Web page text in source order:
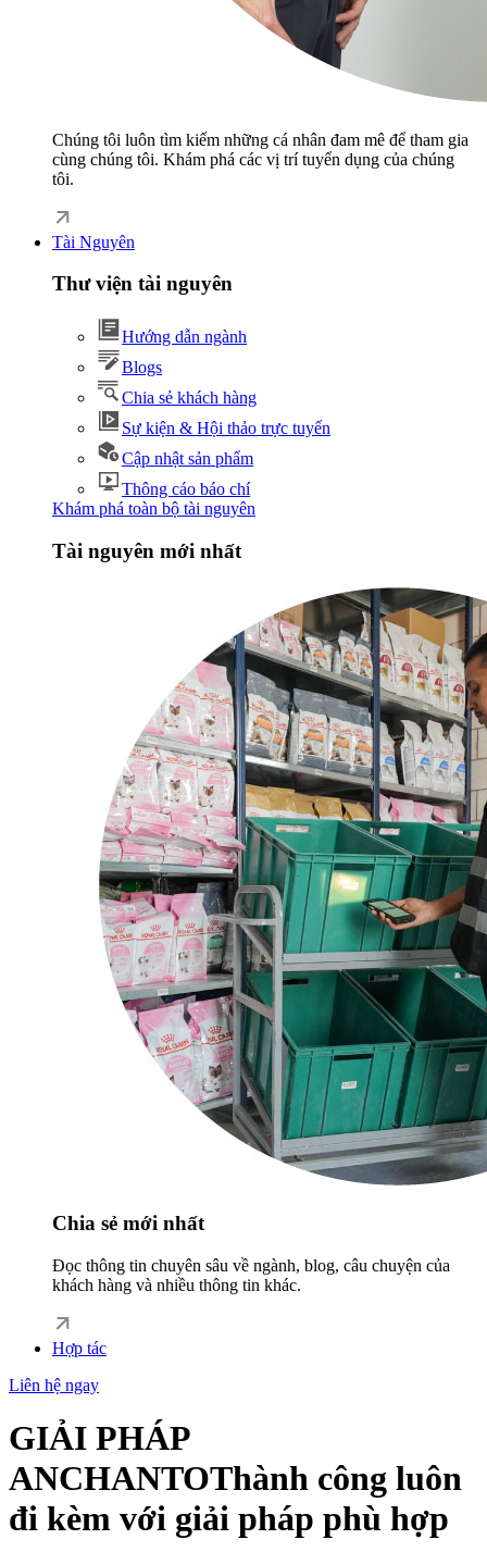
Chúng tôi luôn tìm kiếm những cá nhân đam mê để tham gia
cùng chúng tôi. Khám phá các vị trí tuyển dụng của chúng
tôi.
Tài Nguyên
Thư viện tài nguyên
Hướng dẫn ngành
Blogs
Chia sẻ khách hàng
Sự kiện & Hội thảo trực tuyến
Cập nhật sản phẩm
Thông cáo báo chí
Khám phá toàn bộ tài nguyên
Tài nguyên mới nhất
Chia sẻ mới nhất
Đọc thông tin chuyên sâu về ngành, blog, câu chuyện của
khách hàng và nhiều thông tin khác.
Hợp tác
Liên hệ ngay
GIẢI PHÁP
ANCHANTOThành công luôn
đi kèm với giải pháp phù hợp